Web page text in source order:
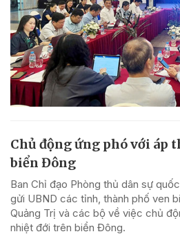
Chủ động ứng phó với áp
biển Đông
Ban Chỉ đạo Phòng thủ dân sự
gửi UBND các tỉnh, thành phố ven
Quảng Trị và các bộ về việc chủ
nhiệt đới trên biển Đông.